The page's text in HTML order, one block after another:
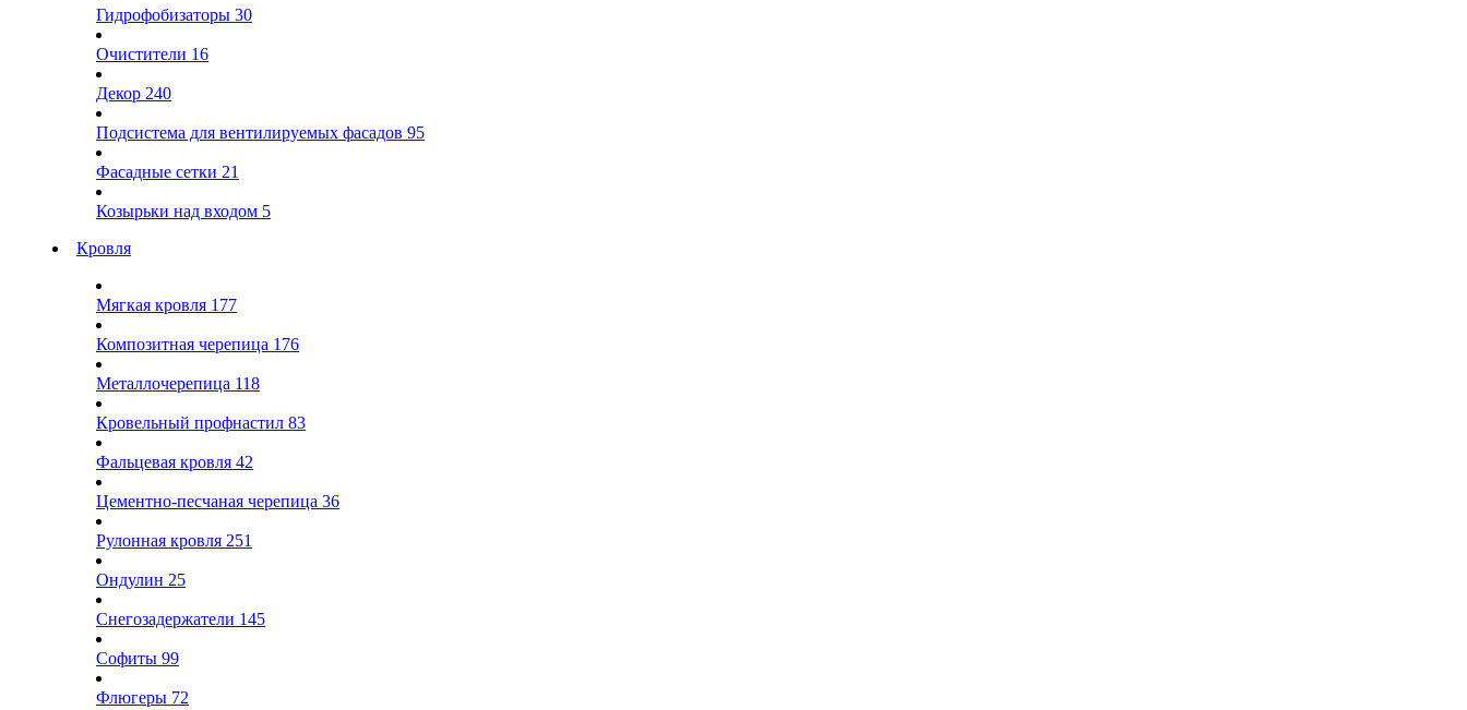
Гидрофобизаторы 30
Очистители 16
Декор 240
Подсистема для вентилируемых фасадов 95
Фасадные сетки 21
Козырьки над входом 5
Кровля
Мягкая кровля 177
Композитная черепица 176
Металлочерепица 118
Кровельный профнастил 83
Фальцевая кровля 42
Цементно-песчаная черепица 36
Рулонная кровля 251
Ондулин 25
Снегозадержатели 145
Софиты 99
Флюгеры 72